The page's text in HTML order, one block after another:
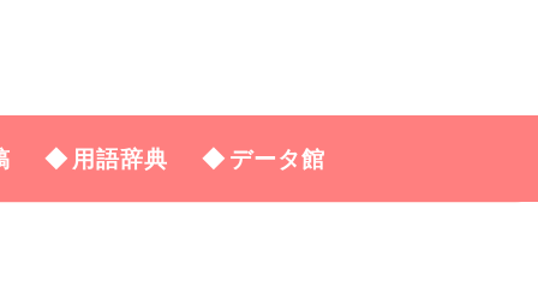
用語辞典 データ館